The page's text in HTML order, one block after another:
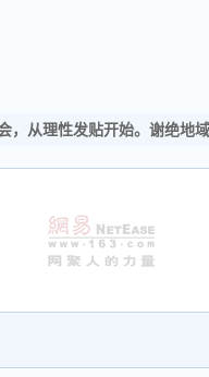
，从理性发贴开始。谢绝地